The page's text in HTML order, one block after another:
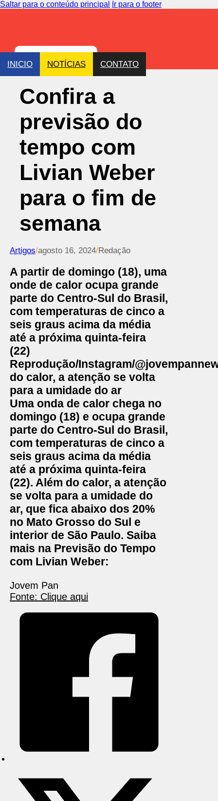
Saltar para o conteúdo principal Ir para o footer
INICIO NOTÍCIAS CONTATO
Confira a
previsão do
tempo com
Livian Weber
para o fim de
semana
Artigos/agosto 16, 2024/Redação
A partir de domingo (18), uma
onde de calor ocupa grande
parte do Centro-Sul do Brasil,
com temperaturas de cinco a
seis graus acima da média
até a próxima quinta-feira
(22)
Reprodução/Instagram/
do calor, a atenção se volta
para a umidade do ar
Uma onda de calor chega no
domingo (18) e ocupa grande
parte do Centro-Sul do Brasil,
com temperaturas de cinco a
seis graus acima da média
até a próxima quinta-feira
(22). Além do calor, a atenção
se volta para a umidade do
ar, que fica abaixo dos 20%
no Mato Grosso do Sul e
interior de São Paulo. Saiba
mais na Previsão do Tempo
com Livian Weber:
Jovem Pan
Fonte: Clique aqui